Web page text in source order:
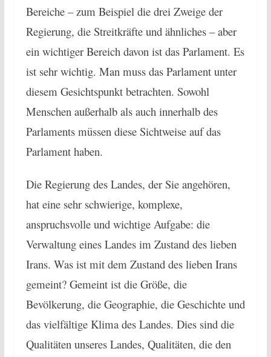
Bereiche – zum Beispiel die drei Zweige der
Regierung, die Streitkräfte und ähnliches – aber
ein wichtiger Bereich davon ist das Parlament. Es
ist sehr wichtig. Man muss das Parlament unter
diesem Gesichtspunkt betrachten. Sowohl
Menschen außerhalb als auch innerhalb des
Parlaments müssen diese Sichtweise auf das
Parlament haben.
Die Regierung des Landes, der Sie angehören,
hat eine sehr schwierige, komplexe,
anspruchsvolle und wichtige Aufgabe: die
Verwaltung eines Landes im Zustand des lieben
Irans. Was ist mit dem Zustand des lieben Irans
gemeint? Gemeint ist die Größe, die
Bevölkerung, die Geographie, die Geschichte und
das vielfältige Klima des Landes. Dies sind die
Qualitäten unseres Landes, Qualitäten, die den